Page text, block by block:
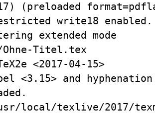
(preloaded
extended mode
Titel.tex
<2017-04-15>
<3.15> and
local/texlive/2017/